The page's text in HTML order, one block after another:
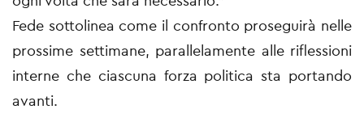
Fede sottolinea come il confronto proseguirà nelle
prossime settimane, parallelamente alle riflessioni
interne che ciascuna forza politica sta portando
avanti.